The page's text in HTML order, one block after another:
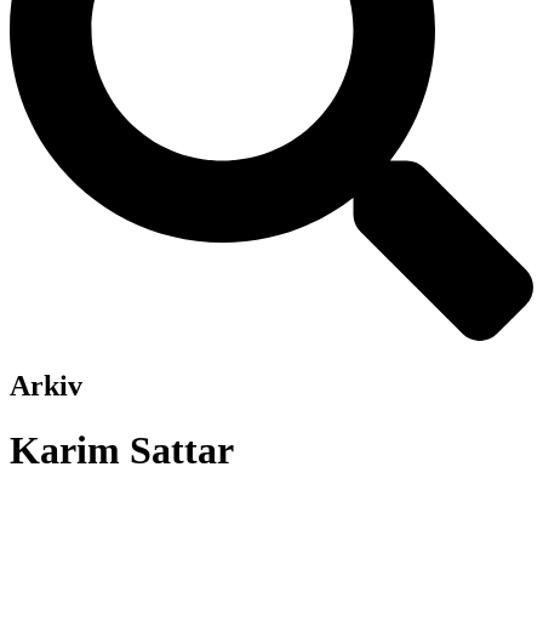
Arkiv
Karim Sattar